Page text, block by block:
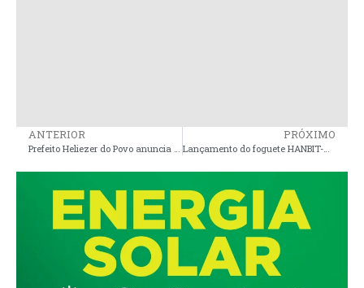
ANTERIOR PRÓXIMO
Lançamento do foguete HANBIT-Nano é adiado e fica para sexta (19), em Alcântara